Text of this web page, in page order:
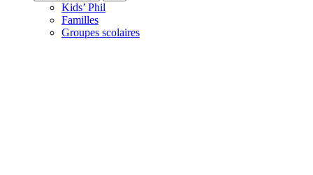
Kids’ Phil
Familles
Groupes scolaires